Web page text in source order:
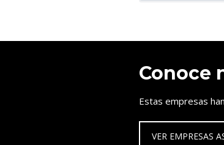
Conoce
Estas empresas
VER EMPRESAS